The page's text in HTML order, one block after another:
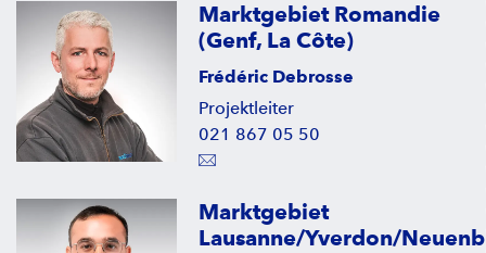
Marktgebiet Romandie
(Genf, La Côte)
Frédéric Debrosse
Projektleiter
021 867 05 50
Marktgebiet
Lausanne/Yverdon/